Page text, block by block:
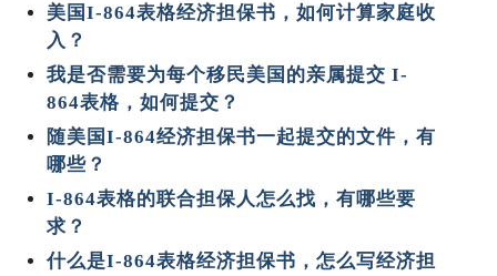
美国I-864表格经济担保书，如何计算家庭收
入？
我是否需要为每个移民美国的亲属提交 I-
864表格，如何提交？
随美国I-864经济担保书一起提交的文件，有
哪些？
I-864表格的联合担保人怎么找，有哪些要
求？
什么是I-864表格经济担保书，怎么写经济担